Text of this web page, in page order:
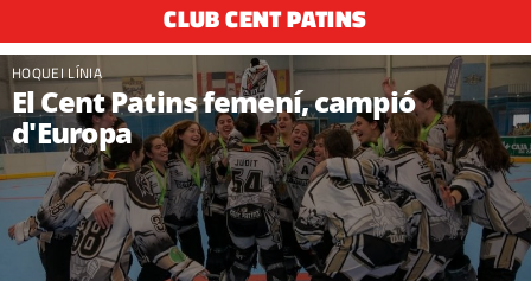
CLUB CENT PATINS
HOQUEI LÍNIA
El Cent Patins femení, campió
d'Europa